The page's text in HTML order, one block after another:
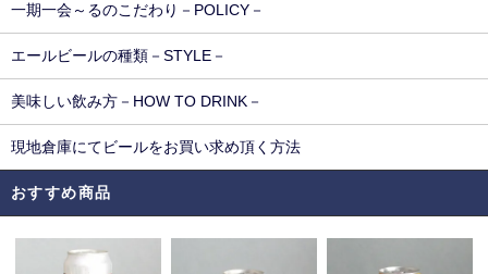
一期一会～るのこだわり－POLICY－
エールビールの種類－STYLE－
美味しい飲み方－HOW TO DRINK－
現地倉庫にてビールをお買い求め頂く方法
おすすめ商品